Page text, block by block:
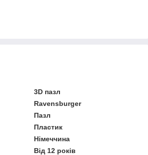
3D пазл
Ravensburger
Пазл
Пластик
Німеччина
Від 12 років